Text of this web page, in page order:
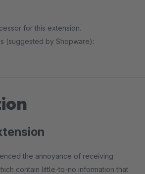
for this extension.
(suggested by Shopware):
the annoyance of receiving
contain little-to-no information that